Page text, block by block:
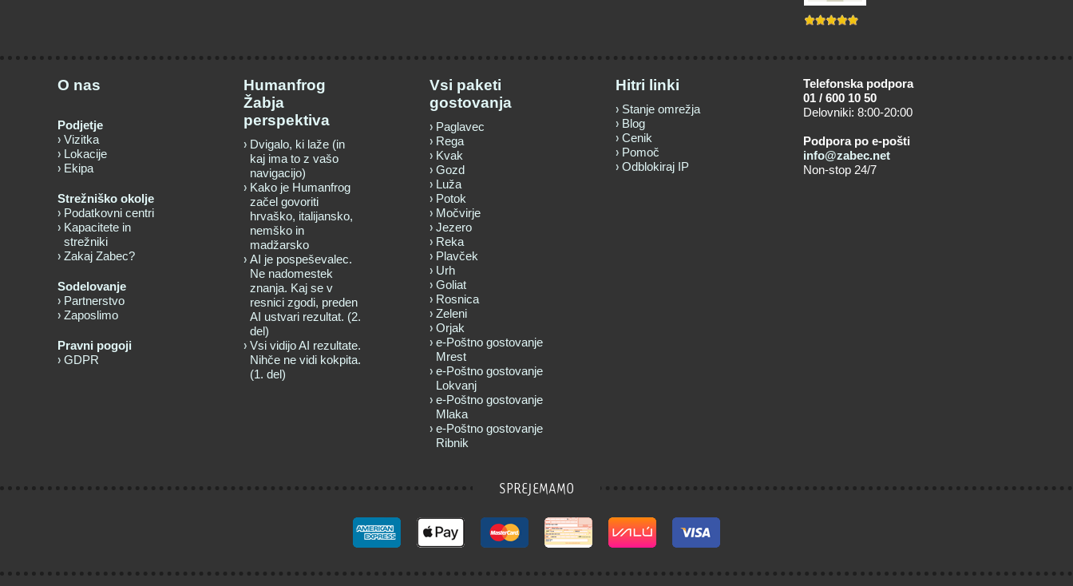
O nas
Podjetje
Vizitka
Lokacije
Ekipa
Strežniško okolje
Podatkovni centri
Kapacitete in
strežniki
Zakaj Zabec?
Sodelovanje
Partnerstvo
Zaposlimo
Pravni pogoji
GDPR
Humanfrog
Žabja
perspektiva
Dvigalo, ki laže (in
kaj ima to z vašo
navigacijo)
Kako je Humanfrog
začel govoriti
hrvaško, italijansko,
nemško in
madžarsko
AI je pospeševalec.
Ne nadomestek
znanja. Kaj se v
resnici zgodi, preden
AI ustvari rezultat. (2.
del)
Vsi vidijo AI rezultate.
Nihče ne vidi kokpita.
(1. del)
Vsi paketi
gostovanja
Paglavec
Rega
Kvak
Gozd
Luža
Potok
Močvirje
Jezero
Reka
Plavček
Urh
Goliat
Rosnica
Zeleni
Orjak
e-Poštno gostovanje
Mrest
e-Poštno gostovanje
Lokvanj
e-Poštno gostovanje
Mlaka
e-Poštno gostovanje
Ribnik
Hitri linki
Stanje omrežja
Blog
Cenik
Pomoč
Odblokiraj IP
Telefonska podpora
01 / 600 10 50
Delovniki: 8:00-20:00
Podpora po e-pošti
info@zabec.net
Non-stop 24/7
SPREJEMAMO